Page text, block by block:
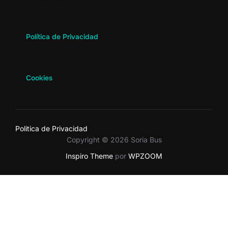
Política de Privacidad
Cookies
Politica de Privacidad
Copyright © 2026 Soria Bus
Inspiro Theme por WPZOOM